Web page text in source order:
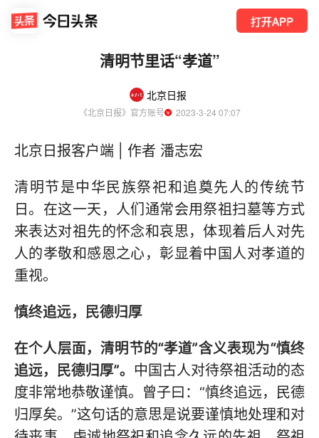
打开APP
清明节里话“孝道”
北京日报
《北京日报》官方账号
  2023-3-24 07:07
北京日报客户端 | 作者 潘志宏
清明节是中华民族祭祀和追奠先人的传统节
日。在这一天，人们通常会用祭祖扫墓等方式
来表达对祖先的怀念和哀思，体现着后人对先
人的孝敬和感恩之心，彰显着中国人对孝道的
重视。
慎终追远，民德归厚
在个人层面，清明节的“孝道”含义表现为“慎终
追远，民德归厚”。 中国古人对待祭祖活动的态
度非常地恭敬谨慎。曾子曰：“慎终追远，民德
归厚矣。”这句话的意思是说要谨慎地处理和对